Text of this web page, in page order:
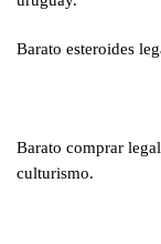
Barato esteroides
Barato comprar
culturismo.